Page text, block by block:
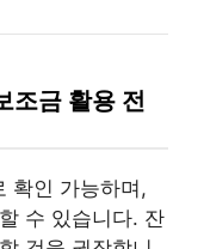
조금 활용 전
확인 가능하며,
수 있습니다. 잔